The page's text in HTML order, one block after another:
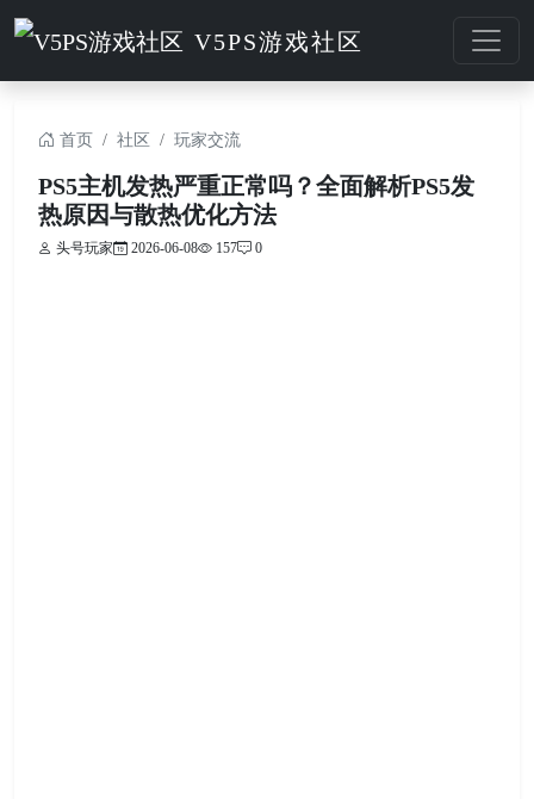
V5PS游戏社区
首页 社区 玩家交流
PS5主机发热严重正常吗？全面解析PS5发
热原因与散热优化方法
头号玩家 2026-06-08 157 0